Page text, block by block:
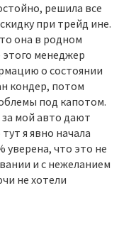
решила все
при трейд ине.
она в родном
этого менеджер
о состоянии
кондер, потом
под капотом.
за мой авто дают
я явно начала
уверена, что это не
и с нежеланием
не хотели